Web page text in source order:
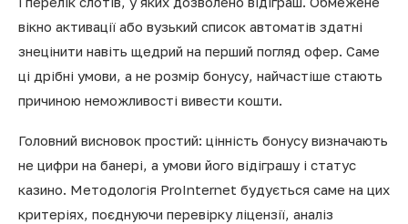
вікно активації або вузький список автоматів здатні
знецінити навіть щедрий на перший погляд офер. Cаме
ці дрібні умови, а не розмір бонусу, найчастіше стають
причиною неможливості вивести кошти.
Головний висновок простий: цінність бонусу визначають
не цифри на банері, а умови його відіграшу і статус
казино. Методологія ProInternet будується саме на цих
критеріях, поєднуючи перевірку ліцензії, аналіз